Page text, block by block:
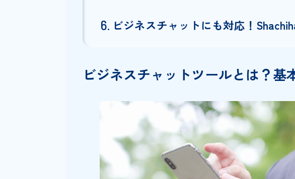
Microsoft Teams
ササッとTalk（シヤチハタ株式会社）
ツールの管理も大切！目的・
ビジネスチャットにも対応！